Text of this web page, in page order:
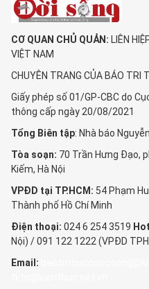
CƠ QUAN CHỦ QUẢN: LIÊN
VIỆT NAM
CHUYÊN TRANG CỦA BÁO TRI
Giấy phép số 01/GP-CBC do
thông cấp ngày 20/08/2021
Tổng Biên tập: Nhà báo
Tòa soạn: 70 Trần Hưng Đạo,
Kiếm, Hà Nội
VPĐD tại TP.HCM: 54 Phạm
Thành phố Hồ Chí Minh
Điện thoại: 024 6 254 3519
Nội) / 091 122 1222 (VPĐD
Email: